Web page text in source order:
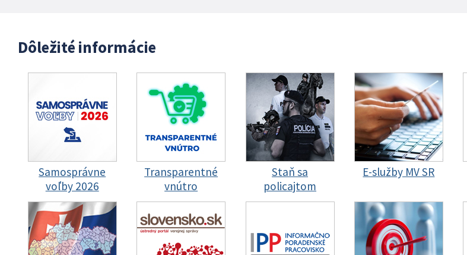
Dôležité informácie
Samosprávne
voľby 2026
Transparentné
vnútro
Staň sa
policajtom
E-služby MV SR